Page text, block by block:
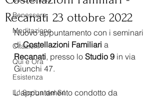
Benessere
Meditazione
Citazioni
Qui e Ora
Esistenza
Lo Scriba del Sé
Recanati 23 ottobre 2022
Nuovo appuntamento con i seminari
di Costellazioni Familiari a
Recanati, presso lo Studio 9 in via
Giunchi 47.
L'appuntamento condotto da